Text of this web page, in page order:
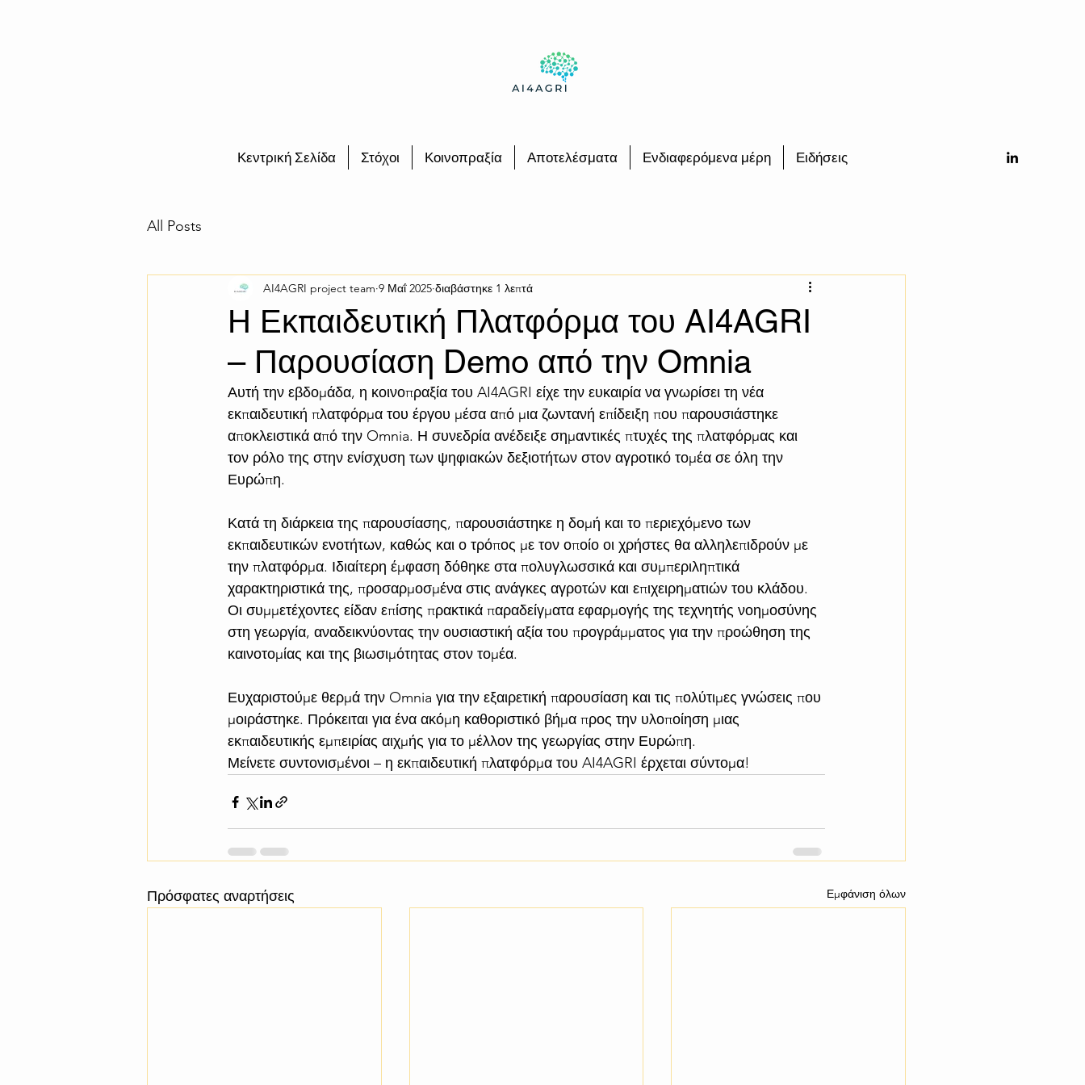
Κεντρική Σελίδα Στόχοι Κοινοπραξία Αποτελέσματα Ενδιαφερόμενα μέρη Ειδήσεις
All Posts
Η Εκπαιδευτική Πλατφόρμα του AI4AGRI
– Παρουσίαση Demo από την Omnia
AI4AGRI project team 9 Μαΐ 2025 διαβάστηκε 1 λεπτά
Αυτή την εβδομάδα, η κοινοπραξία του AI4AGRI είχε την ευκαιρία να γνωρίσει τη νέα
εκπαιδευτική πλατφόρμα του έργου μέσα από μια ζωντανή επίδειξη που παρουσιάστηκε
αποκλειστικά από την Omnia. Η συνεδρία ανέδειξε σημαντικές πτυχές της πλατφόρμας και
τον ρόλο της στην ενίσχυση των ψηφιακών δεξιοτήτων στον αγροτικό τομέα σε όλη την
Ευρώπη.
Κατά τη διάρκεια της παρουσίασης, παρουσιάστηκε η δομή και το περιεχόμενο των
εκπαιδευτικών ενοτήτων, καθώς και ο τρόπος με τον οποίο οι χρήστες θα αλληλεπιδρούν με
την πλατφόρμα. Ιδιαίτερη έμφαση δόθηκε στα πολυγλωσσικά και συμπεριληπτικά
χαρακτηριστικά της, προσαρμοσμένα στις ανάγκες αγροτών και επιχειρηματιών του κλάδου.
Οι συμμετέχοντες είδαν επίσης πρακτικά παραδείγματα εφαρμογής της τεχνητής νοημοσύνης
στη γεωργία, αναδεικνύοντας την ουσιαστική αξία του προγράμματος για την προώθηση της
καινοτομίας και της βιωσιμότητας στον τομέα.
Ευχαριστούμε θερμά την Omnia για την εξαιρετική παρουσίαση και τις πολύτιμες γνώσεις που
μοιράστηκε. Πρόκειται για ένα ακόμη καθοριστικό βήμα προς την υλοποίηση μιας
εκπαιδευτικής εμπειρίας αιχμής για το μέλλον της γεωργίας στην Ευρώπη.
Μείνετε συντονισμένοι – η εκπαιδευτική πλατφόρμα του AI4AGRI έρχεται σύντομα!
Πρόσφατες αναρτήσεις Εμφάνιση όλων